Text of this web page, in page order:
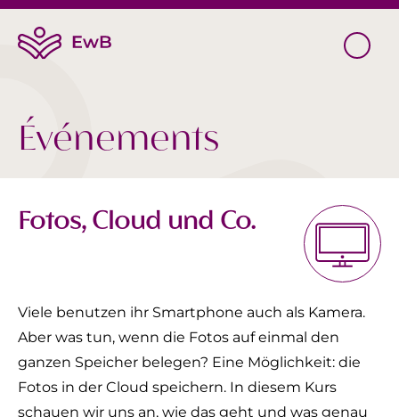
Événements
Fotos, Cloud und Co.
Viele benutzen ihr Smartphone auch als Kamera.
Aber was tun, wenn die Fotos auf einmal den
ganzen Speicher belegen? Eine Möglichkeit: die
Fotos in der Cloud speichern. In diesem Kurs
schauen wir uns an, wie das geht und was genau